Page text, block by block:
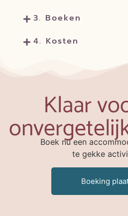
3. Boeken
4. Kosten
Klaar
Boek nu een
te gekke
Boeking